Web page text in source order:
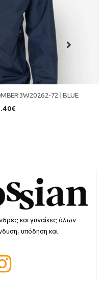
3W20262-72 | BLUE
€
και γυναίκες όλων
υπόδηση και